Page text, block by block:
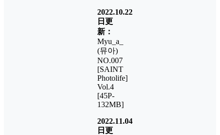
2022.10.22
日更
新：
Myu_a_
(뮤아)
NO.007
[SAINT
Photolife]
Vol.4
[45P-
132MB]
2022.11.04
日更